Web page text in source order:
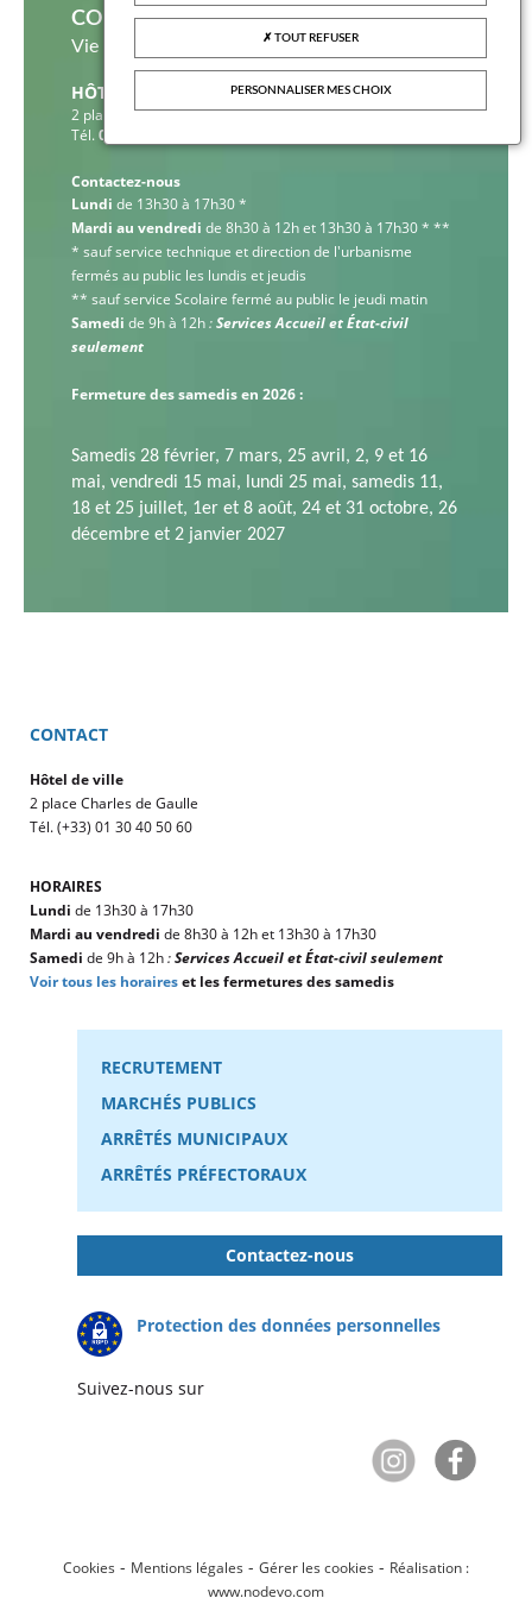
CONTACT
Vie Civile et Citoyenneté
HÔTEL DE VILLE
2 place Charles de Gaulle
Tél.01 30 40 50 60
Contactez-nous
Lundi de 13h30 à 17h30 *
Mardi au vendredi de 8h30 à 12h et 13h30 à 17h30 * **
* sauf service technique et direction de l'urbanisme
fermés au public les lundis et jeudis
** sauf service Scolaire fermé au public le jeudi matin
Samedi de 9h à 12h:Services Accueil et État-civil
seulement
Fermeture des samedis en 2026 :
Samedis 28 février, 7 mars, 25 avril, 2, 9 et 16
mai, vendredi 15 mai, l undi 25 mai, samedis 11,
18 et 25 juillet, 1er et 8 août, 24 et 31 octobre, 26
décembre et 2 janvier 2027
CONTACT
Hôtel de ville
2 place Charles de Gaulle
Tél. (+33) 01 30 40 50 60
HORAIRES
Lundi de 13h30 à 17h30
Mardi au vendredi de 8h30 à 12h et 13h30 à 17h30
Samedi de 9h à 12h:Services Accueil et État-civil seulement
Voir tous les horaireset les fermetures des samedis
RECRUTEMENT
MARCHÉS PUBLICS
ARRÊTÉS MUNICIPAUX
ARRÊTÉS PRÉFECTORAUX
Contactez-nous
Protection des données personnelles
Suivez-nous sur
Cookies - Mentions légales - Gérer les cookies - Réalisation :
www.nodevo.com
TOUT REFUSER
PERSONNALISER MES CHOIX